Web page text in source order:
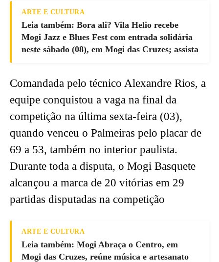
ARTE E CULTURA
Leia também: Bora ali? Vila Helio recebe
Mogi Jazz e Blues Fest com entrada solidária
neste sábado (08), em Mogi das Cruzes; assista
Comandada pelo técnico Alexandre Rios, a
equipe conquistou a vaga na final da
competição na última sexta-feira (03),
quando venceu o Palmeiras pelo placar de
69 a 53, também no interior paulista.
Durante toda a disputa, o Mogi Basquete
alcançou a marca de 20 vitórias em 29
partidas disputadas na competição
ARTE E CULTURA
Leia também: Mogi Abraça o Centro, em
Mogi das Cruzes, reúne música e artesanato